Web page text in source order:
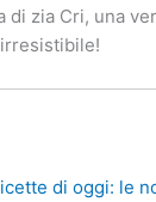
di zia Cri, una
di oggi: le